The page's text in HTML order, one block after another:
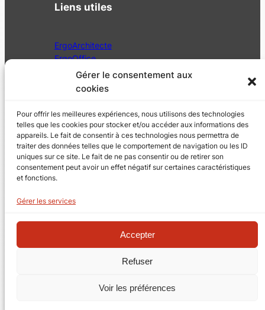
Gérer le consentement aux
cookies
Pour offrir les meilleures expériences, nous utilisons des technologies
telles que les cookies pour stocker et/ou accéder aux informations des
appareils. Le fait de consentir à ces technologies nous permettra de
traiter des données telles que le comportement de navigation ou les ID
uniques sur ce site. Le fait de ne pas consentir ou de retirer son
consentement peut avoir un effet négatif sur certaines caractéristiques
et fonctions.
Gérer les services
Accepter
Refuser
Voir les préférences
Liens utiles
ErgoArchitecte
ErgoOffice
ErgoEntrepreneur
A propos
Mentions légales
Politique de confidentialité
Contact
Espace client
Blog
Télécharger ErgoSoumission
S’inscrire à la newsletter